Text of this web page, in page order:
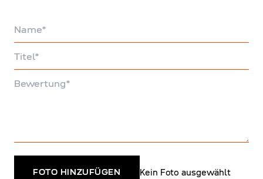
FOTO HINZUFÜGEN Kein Foto ausgewählt